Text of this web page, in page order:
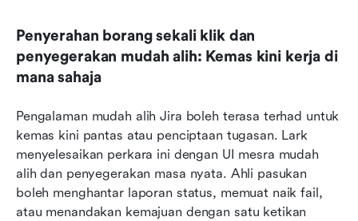
Penyerahan borang sekali klik dan
penyegerakan mudah alih: Kemas kini kerja di
mana sahaja
Pengalaman mudah alih Jira boleh terasa terhad untuk
kemas kini pantas atau penciptaan tugasan. Lark
menyelesaikan perkara ini dengan UI mesra mudah
alih dan penyegerakan masa nyata. Ahli pasukan
boleh menghantar laporan status, memuat naik fail,
atau menandakan kemajuan dengan satu ketikan